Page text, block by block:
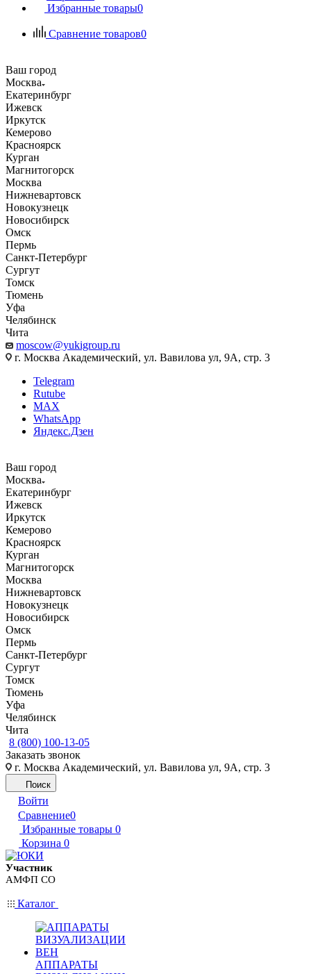
Избранные товары0
Сравнение товаров0
Ваш город
Москва
Екатеринбург
Ижевск
Иркутск
Кемерово
Красноярск
Курган
Магнитогорск
Москва
Нижневартовск
Новокузнецк
Новосибирск
Омск
Пермь
Санкт-Петербург
Сургут
Томск
Тюмень
Уфа
Челябинск
Чита
moscow@yukigroup.ru
г. Москва Академический, ул. Вавилова ул, 9А, стр. 3
Telegram
Rutube
MAX
WhatsApp
Яндекс.Дзен
Ваш город
Москва
Екатеринбург
Ижевск
Иркутск
Кемерово
Красноярск
Курган
Магнитогорск
Москва
Нижневартовск
Новокузнецк
Новосибирск
Омск
Пермь
Санкт-Петербург
Сургут
Томск
Тюмень
Уфа
Челябинск
Чита
8 (800) 100-13-05
Заказать звонок
г. Москва Академический, ул. Вавилова ул, 9А, стр. 3
Поиск
Войти
Сравнение0
Избранные товары 0
Корзина 0
Участник
АМФП СО
Каталог
АППАРАТЫ